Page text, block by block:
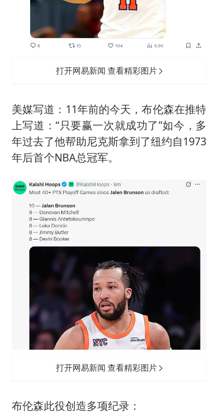
打开网易新闻 查看精彩图片
美媒写道：11年前的今天，布伦森在推特
上写道：“只要赢一次就成功了”如今，多
年过去了他帮助尼克斯拿到了纽约自1973
年后首个NBA总冠军。
打开网易新闻 查看精彩图片
布伦森此役创造多项纪录：